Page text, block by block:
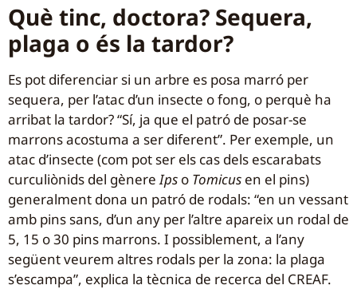
Què tinc, doctora? Sequera,
plaga o és la tardor?
Es pot diferenciar si un arbre es posa marró per
sequera, per l’atac d’un insecte o fong, o perquè ha
arribat la tardor? “Sí, ja que el patró de posar-se
marrons acostuma a ser diferent”. Per exemple, un
atac d’insecte (com pot ser els cas dels escarabats
curculiònids del gènereIps o Tomicus en el pins)
generalment dona un patró de rodals: “en un vessant
amb pins sans, d’un any per l’altre apareix un rodal de
5, 15 o 30 pins marrons. I possiblement, a l’any
següent veurem altres rodals per la zona: la plaga
s’escampa”, explica la tècnica de recerca del CREAF.